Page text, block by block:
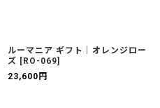
ルーマニア ギフト｜オレンジロー
ズ [ RO-069]
23,600 円